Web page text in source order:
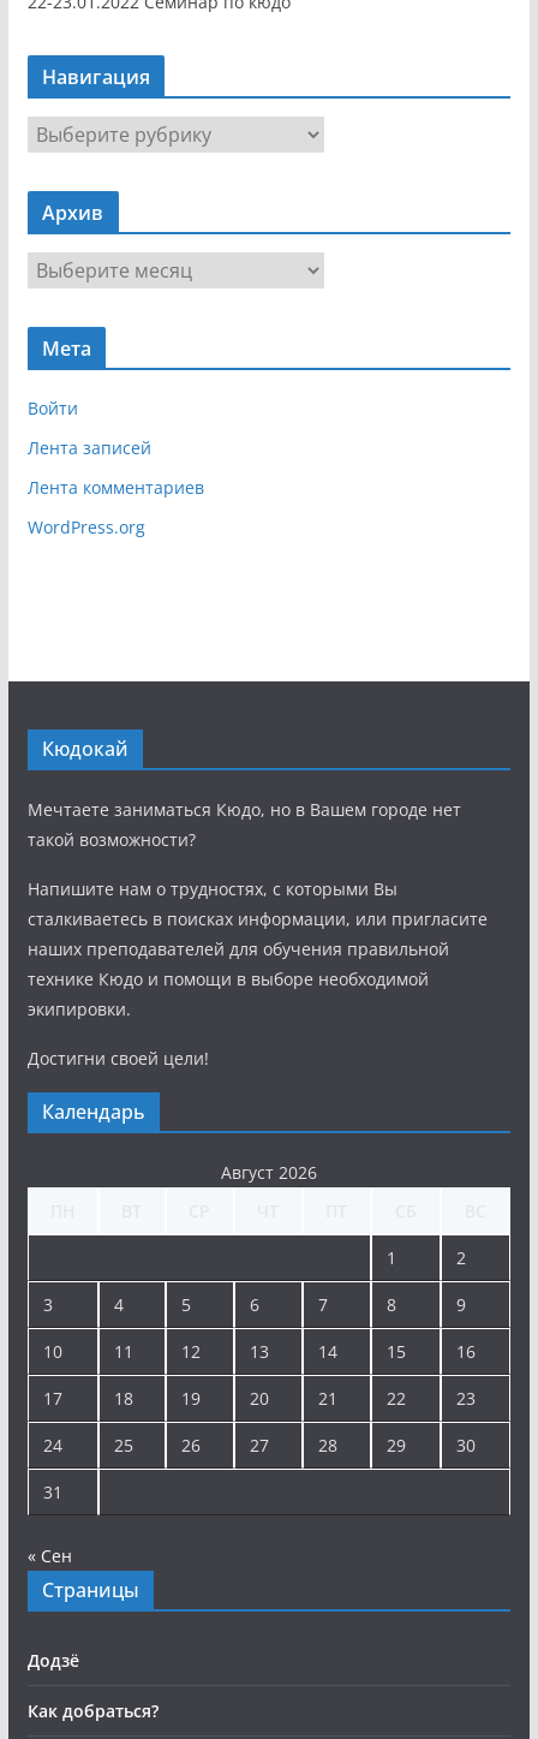
Навигация
Н
а
в
г
я
Архив
р
х
Мета
Войти
Лента записей
Лента комментариев
WordPress.org
Кюдокай
Мечтаете заниматься Кюдо, но в Вашем городе нет
такой возможности?
Напишите нам о трудностях, с которыми Вы
сталкиваетесь в поисках информации, или пригласите
наших преподавателей для обучения правильной
технике Кюдо и помощи в выборе необходимой
экипировки.
Достигни своей цели!
Календарь
Август 2026
1 2
3 4 5 6 7 8 9
10 11 12 13 14 15 16
17 18 19 20 21 22 23
24 25 26 27 28 29 30
31
« Сен
Страницы
Додзё
Как добраться?